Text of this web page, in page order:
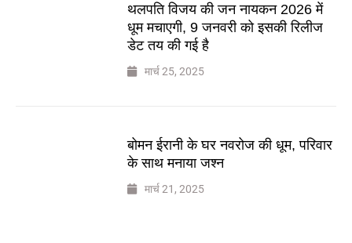
थलपति विजय की जन नायकन 2026 में
धूम मचाएगी, 9 जनवरी को इसकी रिलीज
डेट तय की गई है
मार्च 25, 2025
बोमन ईरानी के घर नवरोज की धूम, परिवार
के साथ मनाया जश्न
मार्च 21, 2025